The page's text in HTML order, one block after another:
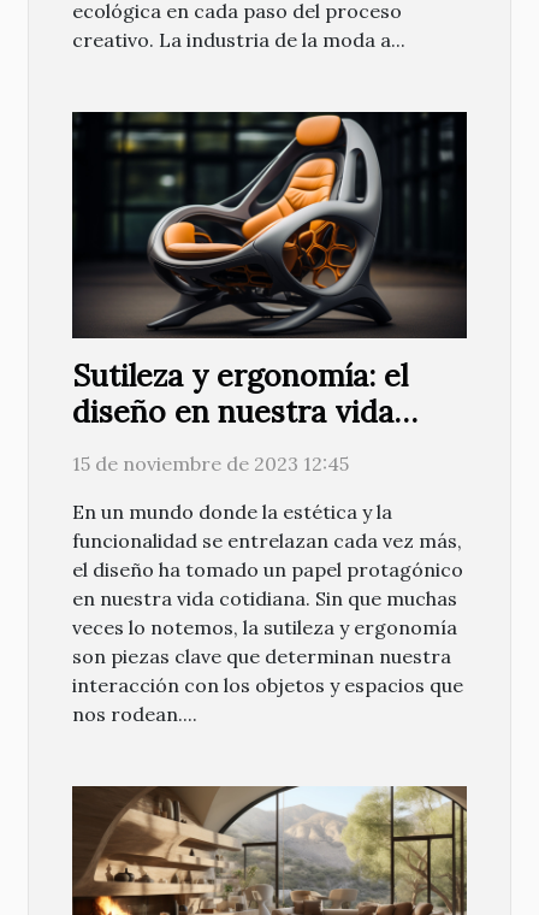
ecológica en cada paso del proceso
creativo. La industria de la moda a...
Sutileza y ergonomía: el
diseño en nuestra vida
cotidiana
15 de noviembre de 2023 12:45
En un mundo donde la estética y la
funcionalidad se entrelazan cada vez más,
el diseño ha tomado un papel protagónico
en nuestra vida cotidiana. Sin que muchas
veces lo notemos, la sutileza y ergonomía
son piezas clave que determinan nuestra
interacción con los objetos y espacios que
nos rodean....